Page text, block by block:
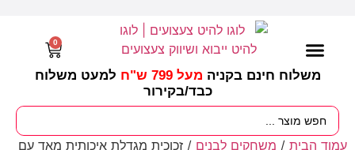
משלוח חינם בקניה מעל 799 ש"ח
למעט משלוח
כבד/בקירור
0
עמוד הבית / משחקים לבנים / זכוכית מגדלת איכותית מאד עם